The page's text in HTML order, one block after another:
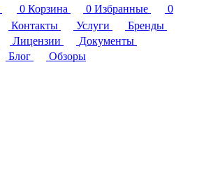
0 Корзина 0 Избранные
0
Контакты Услуги
Бренды
Лицензии
Документы
Блог
Обзоры